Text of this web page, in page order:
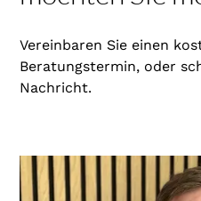
Vereinbaren Sie einen
Beratungstermin, oder
Nachricht.